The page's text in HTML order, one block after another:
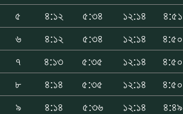
৫
৪:১২ ৫:৩৪ ১২:১৪ ৪:৫১
৬
৪:১২ ৫:৩৪ ১২:১৪ ৪:৫০
৭
৪:১৩ ৫:৩৫ ১২:১৪ ৪:৫০
৮
৪:১৪ ৫:৩৫ ১২:১৪ ৪:৫০
৯
৪:১৪ ৫:৩৬ ১২:১৪ ৪:৪৯